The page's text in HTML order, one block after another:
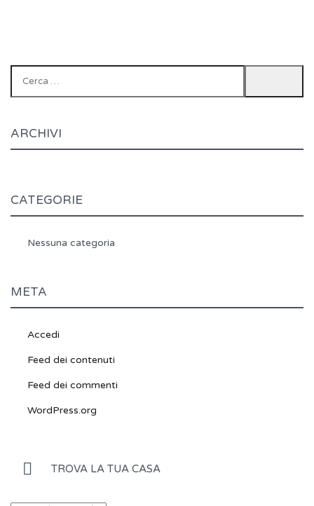
ARCHIVI
CATEGORIE
Nessuna categoria
META
Accedi
Feed dei contenuti
Feed dei commenti
WordPress.org
TROVA LA TUA CASA